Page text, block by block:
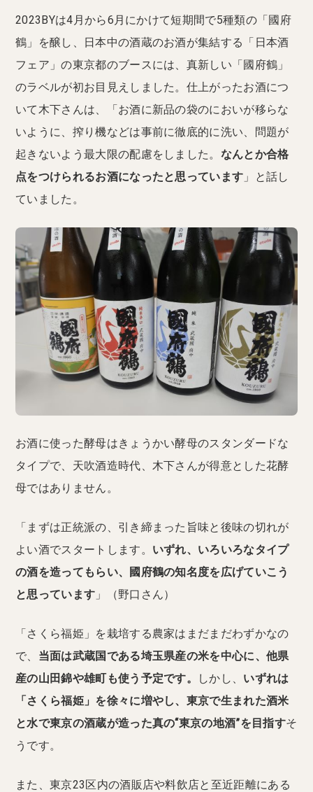
2023BYは4月から6月にかけて短期間で5種類の「國府
鶴」を醸し、日本中の酒蔵のお酒が集結する「日本酒
フェア」の東京都のブースには、真新しい「國府鶴」
のラベルが初お目見えしました。仕上がったお酒につ
いて木下さんは、「お酒に新品の袋のにおいが移らな
いように、搾り機などは事前に徹底的に洗い、問題が
起きないよう最大限の配慮をしました。 なんとか合格
点をつけられるお酒になったと思っています 」と話し
ていました。
お酒に使った酵母はきょうかい酵母のスタンダードな
タイプで、天吹酒造時代、木下さんが得意とした花酵
母ではありません。
「まずは正統派の、引き締まった旨味と後味の切れが
よい酒でスタートします。 いずれ、いろいろなタイプ
の酒を造ってもらい、國府鶴の知名度を広げていこう
と思っています 」（野口さん）
「さくら福姫」を栽培する農家はまだまだわずかなの
で、 当面は武蔵国である埼玉県産の米を中心に、他県
産の山田錦や雄町も使う予定です。
しかし、 いずれは
「さくら福姫」を徐々に増やし、東京で生まれた酒米
と水で東京の酒蔵が造った真の“東京の地酒”を目指すそ
うです。
また、東京23区内の酒販店や料飲店と至近距離にある